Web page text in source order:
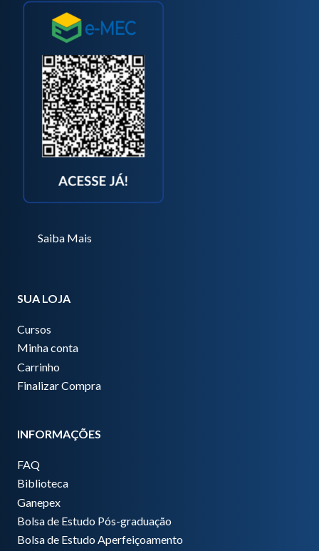
Saiba Mais
SUA LOJA
Cursos
Minha conta
Carrinho
Finalizar Compra
INFORMAÇÕES
FAQ
Biblioteca
Ganepex
Bolsa de Estudo Pós-graduação
Bolsa de Estudo Aperfeiçoamento